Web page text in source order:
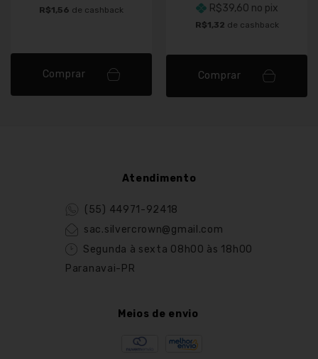
R$1,56 de cashback
Comprar
R$39,60 no pix
R$1,32 de cashback
Comprar
Atendimento
(55) 44971-92418
sac.silvercrown@gmail.com
Segunda à sexta 08h00 às 18h00
Paranavai-PR
Meios de envio